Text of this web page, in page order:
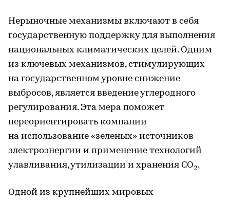
Нерыночные механизмы включают в себя
государственную поддержку для выполнения
национальных климатических целей. Одним
из ключевых механизмов, стимулирующих
на государственном уровне снижение
выбросов, является введение углеродного
регулирования. Эта мера поможет
переориентировать компании
на использование «зеленых» источников
электроэнергии и применение технологий
улавливания, утилизации и хранения CO2.
Одной из крупнейших мировых